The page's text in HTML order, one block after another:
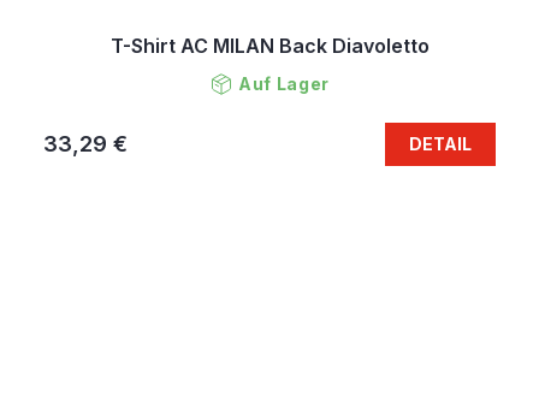
T-Shirt AC MILAN Back Diavoletto
Auf Lager
33,29 € DETAIL